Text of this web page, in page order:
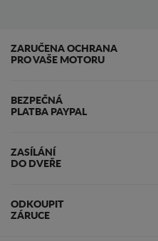
ZARUČENA OCHRANA
PRO VAŠE MOTORU
BEZPEČNÁ
PLATBA PAYPAL
ZASÍLÁNÍ
DO DVEŘE
ODKOUPIT
ZÁRUCE